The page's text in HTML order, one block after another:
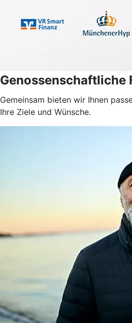
Genossenschaftliche
Gemeinsam bieten wir Ihnen
Ihre Ziele und Wünsche.